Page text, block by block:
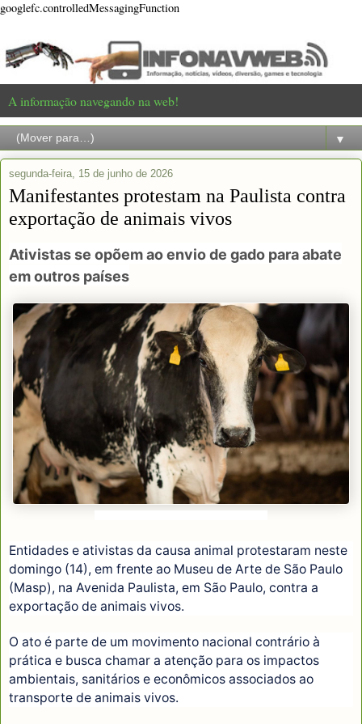
googlefc.controlledMessagingFunction
A informação navegando na web!
▼
segunda-feira, 15 de junho de 2026
Manifestantes protestam na Paulista contra
exportação de animais vivos
Ativistas se opõem ao envio de gado para abate
em outros países
Entidades e ativistas da causa animal protestaram neste
domingo (14), em frente ao Museu de Arte de São Paulo
(Masp), na Avenida Paulista, em São Paulo, contra a
exportação de animais vivos.
O ato é parte de um movimento nacional contrário à
prática e busca chamar a atenção para os impactos
ambientais, sanitários e econômicos associados ao
transporte de animais vivos.